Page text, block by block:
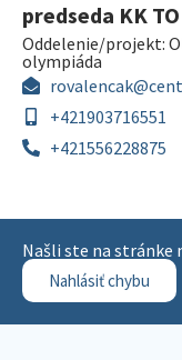
predseda KK
Oddelenie/projekt:
olympiáda
+421903716551
+421556228875
Našli ste na stránke
Nahlásiť chybu